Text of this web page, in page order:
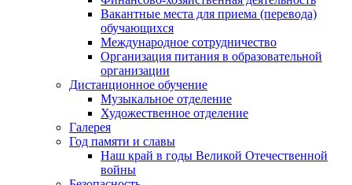
Вакантные места для приема (перевода)
обучающихся
Международное сотрудничество
Организация питания в образовательной
организации
Дистанционное обучение
Музыкальное отделение
Художественное отделение
Галерея
Год памяти и славы
Наш край в годы Великой Отечественной
войны